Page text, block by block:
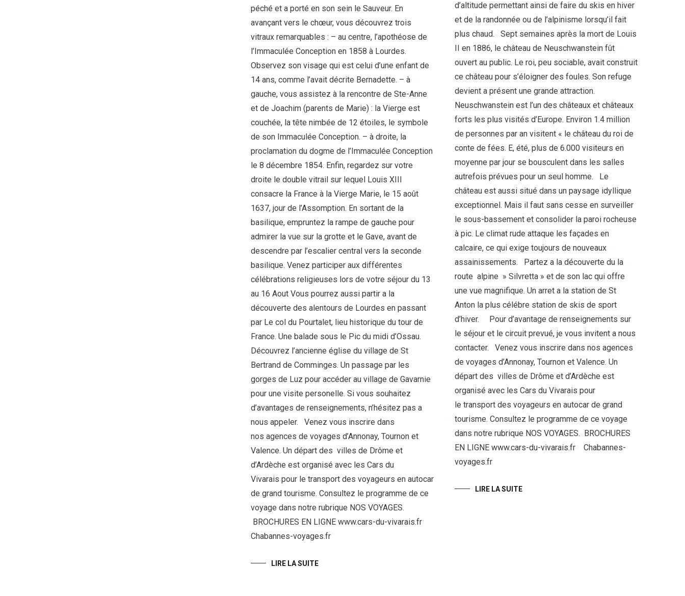
d’altitude permettant ainsi de faire du skis en hiver
et de la randonnée ou de l’alpinisme lorsqu’il fait
plus chaud. Sept semaines après la mort de Louis
II en 1886, le château de Neuschwanstein fût
ouvert au public. Le roi, peu sociable, avait construit
ce château pour s’éloigner des foules. Son refuge
devient a présent une grande attraction.
Neuschwanstein est l’un des châteaux et châteaux
forts les plus visités d’Europe. Environ 1.4 million
de personnes par an visitent « le château du roi de
conte de fées. E, été, plus de 6.000 visiteurs en
moyenne par jour se bousculent dans les salles
autrefois prévues pour un seul homme. Le
château est aussi situé dans un paysage idyllique
exceptionnel. Mais il faut sans cesse en surveiller
le sous-bassement et consolider la paroi rocheuse
à pic. Le climat rude attaque les façades en
calcaire, ce qui exige toujours de nouveaux
assainissements. Partez a la découverte du la
route alpine » Silvretta » et de son lac qui offre
une vue magnifique. Un arret a la station de St
Anton la plus célébre station de skis de sport
d’hiver. Pour d’avantage de renseignements sur
le séjour et le circuit prevué, je vous invitent a nous
contacter. Venez vous inscrire dans nos agences
de voyages d’Annonay, Tournon et Valence. Un
départ des villes de Drôme et d’Ardèche est
organisé avec les Cars du Vivarais pour
le transport des voyageurs en autocar de grand
tourisme. Consultez le programme de ce voyage
dans notre rubrique NOS VOYAGES. BROCHURES
EN LIGNE www.cars-du-vivarais.fr Chabannes-
voyages.fr
LIRE LA SUITE
péché et a porté en son sein le Sauveur. En
avançant vers le chœur, vous découvrez trois
vitraux remarquables : – au centre, l’apothéose de
l’Immaculée Conception en 1858 à Lourdes.
Observez son visage qui est celui d’une enfant de
14 ans, comme l’avait décrite Bernadette. – à
gauche, vous assistez à la rencontre de Ste-Anne
et de Joachim (parents de Marie) : la Vierge est
couchée, la tête nimbée de 12 étoiles, le symbole
de son Immaculée Conception. – à droite, la
proclamation du dogme de l’Immaculée Conception
le 8 décembre 1854. Enfin, regardez sur votre
droite le double vitrail sur lequel Louis XIII
consacre la France à la Vierge Marie, le 15 août
1637, jour de l’Assomption. En sortant de la
basilique, empruntez la rampe de gauche pour
admirer la vue sur la grotte et le Gave, avant de
descendre par l’escalier central vers la seconde
basilique. Venez participer aux différentes
célébrations religieuses lors de votre séjour du 13
au 16 Aout Vous pourrez aussi partir a la
découverte des alentours de Lourdes en passant
par Le col du Pourtalet, lieu historique du tour de
France. Une balade sous le Pic du midi d’Ossau.
Découvrez l’ancienne église du village de St
Bertrand de Comminges. Un passage par les
gorges de Luz pour accéder au village de Gavarnie
pour une visite personelle. Si vous souhaitez
d’avantages de renseignements, n’hésitez pas a
nous appeler. Venez vous inscrire dans
nos agences de voyages d’Annonay, Tournon et
Valence. Un départ des villes de Drôme et
d’Ardèche est organisé avec les Cars du
Vivarais pour le transport des voyageurs en autocar
de grand tourisme. Consultez le programme de ce
voyage dans notre rubrique NOS VOYAGES.
BROCHURES EN LIGNE www.cars-du-vivarais.fr
Chabannes-voyages.fr
LIRE LA SUITE